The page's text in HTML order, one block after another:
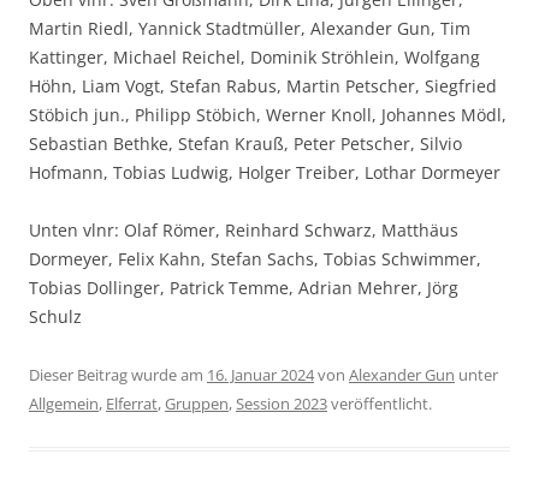
Martin Riedl, Yannick Stadtmüller, Alexander Gun, Tim
Kattinger, Michael Reichel, Dominik Ströhlein, Wolfgang
Höhn, Liam Vogt, Stefan Rabus, Martin Petscher, Siegfried
Stöbich jun., Philipp Stöbich, Werner Knoll, Johannes Mödl,
Sebastian Bethke, Stefan Krauß, Peter Petscher, Silvio
Hofmann, Tobias Ludwig, Holger Treiber, Lothar Dormeyer
Unten vlnr: Olaf Römer, Reinhard Schwarz, Matthäus
Dormeyer, Felix Kahn, Stefan Sachs, Tobias Schwimmer,
Tobias Dollinger, Patrick Temme, Adrian Mehrer, Jörg
Schulz
Dieser Beitrag wurde am 16. Januar 2024von Alexander Gun unter
Allgemein, Elferrat,Gruppen, Session 2023veröffentlicht.